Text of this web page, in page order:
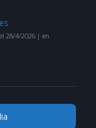
28/4/2026| en